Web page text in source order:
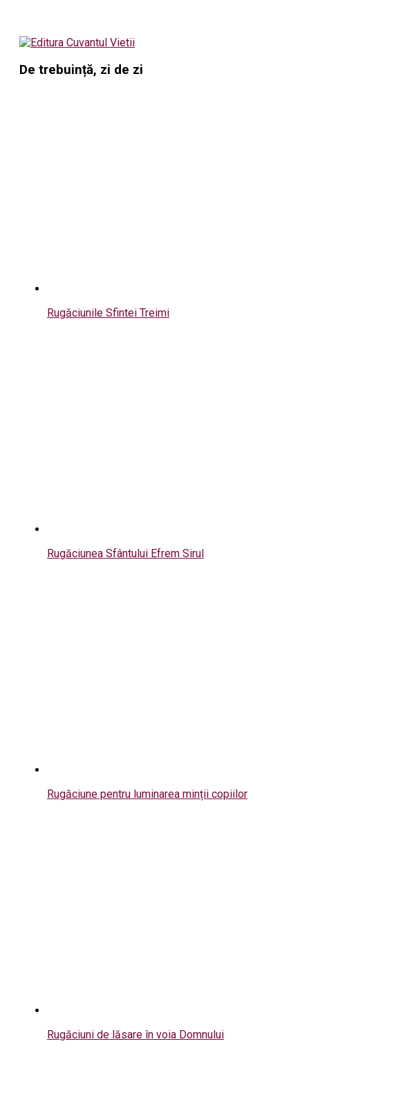
De trebuință, zi de zi
Rugăciunile Sfintei Treimi
Rugăciunea Sfântului Efrem Sirul
Rugăciune pentru luminarea minții copiilor
Rugăciuni de lăsare în voia Domnului